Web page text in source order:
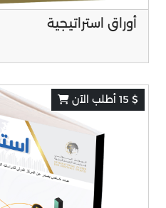
أوراق استراتيجية
$ 15 أطلب الآن